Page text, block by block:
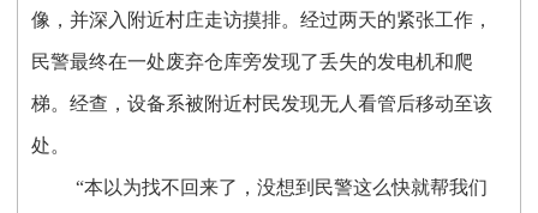
像，并深入附近村庄走访摸排。经过两天的紧张工作，
民警最终在一处废弃仓库旁发现了丢失的发电机和爬
梯。经查，设备系被附近村民发现无人看管后移动至该
处。
“本以为找不回来了，没想到民警这么快就帮我们